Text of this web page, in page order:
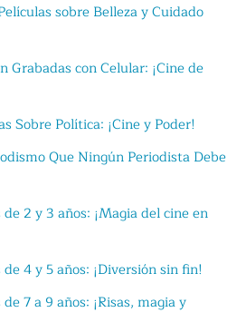
sobre Belleza y Cuidado
Grabadas con Celular: ¡Cine de
Sobre Política: ¡Cine y Poder!
Que Ningún Periodista Debe
2 y 3 años: ¡Magia del cine en
4 y 5 años: ¡Diversión sin fin!
7 a 9 años: ¡Risas, magia y